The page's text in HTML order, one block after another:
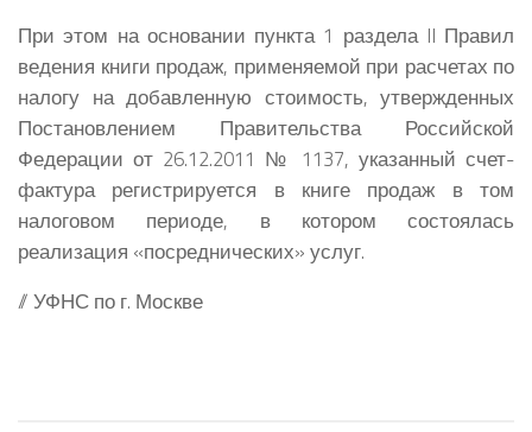
При этом на основании пункта 1 раздела II Правил
ведения книги продаж, применяемой при расчетах по
налогу на добавленную стоимость, утвержденных
Постановлением Правительства Российской
Федерации от 26.12.2011 № 1137, указанный счет-
фактура регистрируется в книге продаж в том
налоговом периоде, в котором состоялась
реализация «посреднических» услуг.
// УФНС по г. Москве